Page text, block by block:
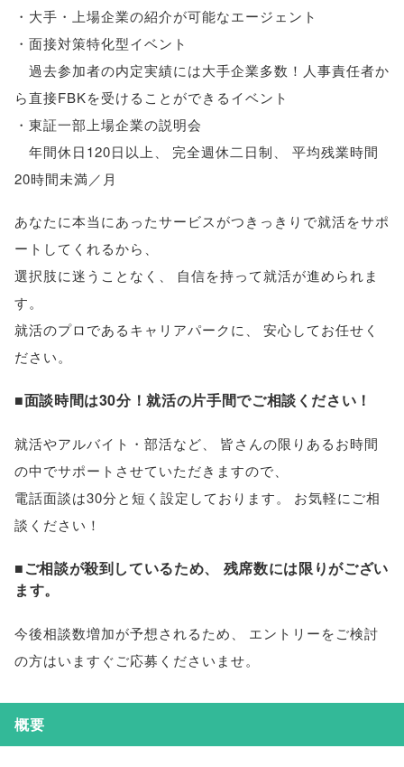
・大手・上場企業の紹介が可能なエージェント
・面接対策特化型イベント
過去参加者の内定実績には大手企業多数！人事責任者か
ら直接FBKを受けることができるイベント
・東証一部上場企業の説明会
年間休日120日以上
完全週休二日制
平均残業時間
20時間未満／月
あなたに本当にあったサービスがつきっきりで就活をサポ
ートしてくれるから
選択肢に迷うことなく
自信を持って就活が進められま
す。
就活のプロであるキャリアパークに
安心してお任せく
ださい。
■面談時間は30分！就活の片手間でご相談ください！
就活やアルバイト・部活など
皆さんの限りあるお時間
の中でサポートさせていただきますので
電話面談は30分と短く設定しております。
お気軽にご相
談ください！
■ご相談が殺到しているため、
残席数には限りがござい
ます。
今後相談数増加が予想されるため
エントリーをご検討
の方はいますぐご応募くださいませ。
概要